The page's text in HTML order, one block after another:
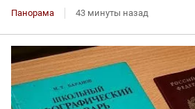
Панорама 43 минуты назад